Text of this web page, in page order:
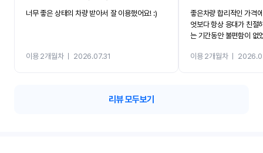
너무 좋은 상태의 차량 받아서 잘 이용했어요! :)
이용 2개월차ㅣ 2026.07.31
좋은차량 합리적인 가격
엇보다 항상 응대가 친절
는 기간동안 불편함이 없
카 렌트 고민없이 강추합
이용 2개월차ㅣ
리뷰 모두보기